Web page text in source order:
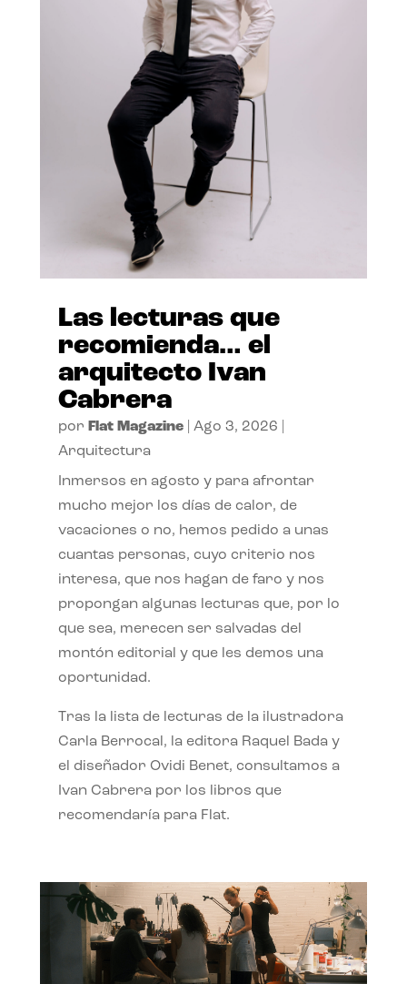
Las lecturas que
recomienda… el
arquitecto Ivan
Cabrera
por Flat Magazine| Ago 3, 2026
Arquitectura
Inmersos en agosto y para afrontar
mucho mejor los días de calor, de
vacaciones o no, hemos pedido a unas
cuantas personas, cuyo criterio nos
interesa, que nos hagan de faro y nos
propongan algunas lecturas que, por lo
que sea, merecen ser salvadas del
montón editorial y que les demos una
oportunidad.
Tras la lista de lecturas de la ilustradora
Carla Berrocal, la editora Raquel Bada y
el diseñador Ovidi Benet, consultamos a
Ivan Cabrera por los libros que
recomendaría para Flat.